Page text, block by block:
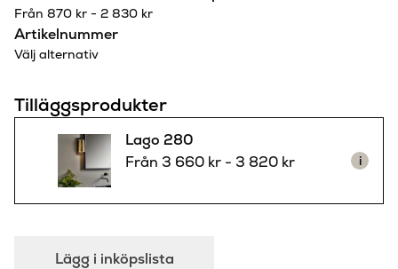
Från 870 kr - 2 830 kr
Artikelnummer
Välj alternativ
Tilläggsprodukter
Lago 280
Från 3 660 kr - 3 820 kr i
Lägg i inköpslista